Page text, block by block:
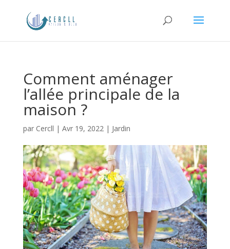
Comment aménager
l’allée principale de la
maison ?
par Cercll | Avr 19, 2022| Jardin